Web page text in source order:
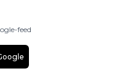
feed